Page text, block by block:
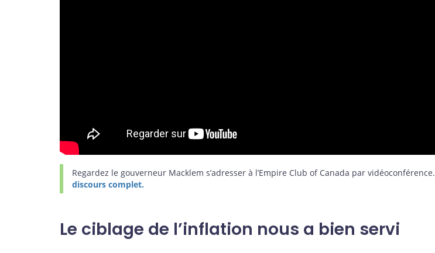
Regardez le gouverneur Macklem s’adresser à l’Empire Club of Canada par vidéoconférence.
discours complet.
Le ciblage de l’inflation nous a bien servi